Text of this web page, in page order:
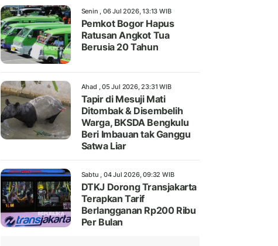
Senin , 06 Jul 2026, 13:13 WIB
Pemkot Bogor Hapus
Ratusan Angkot Tua
Berusia 20 Tahun
Ahad , 05 Jul 2026, 23:31 WIB
Tapir di Mesuji Mati
Ditombak & Disembelih
Warga, BKSDA Bengkulu
Beri Imbauan tak Ganggu
Satwa Liar
Sabtu , 04 Jul 2026, 09:32 WIB
DTKJ Dorong Transjakarta
Terapkan Tarif
Berlangganan Rp200 Ribu
Per Bulan